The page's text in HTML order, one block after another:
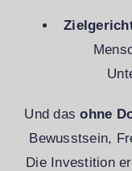
Und dasohne
Bewusstsein,
Die Investition